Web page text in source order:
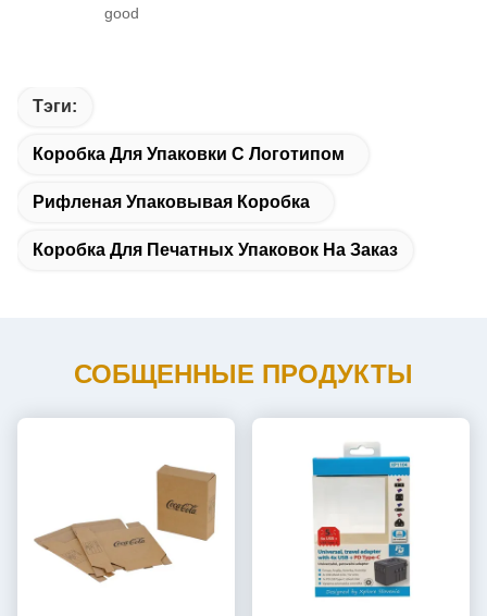
good
Тэги:
Коробка Для Упаковки С Логотипом
Рифленая Упаковывая Коробка
Коробка Для Печатных Упаковок На Заказ
СОБЩЕННЫЕ ПРОДУКТЫ